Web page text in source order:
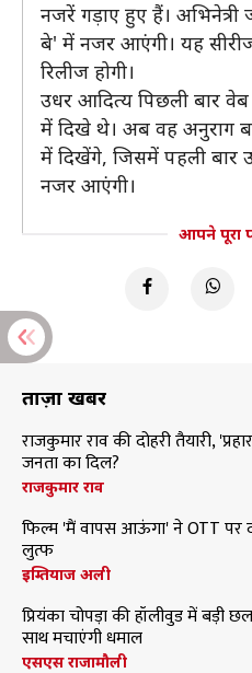
नजरें गड़ाए हुए हैं।
बे' में नजर आएंगी। यह
रिलीज होगी।
उधर आदित्य पिछली बार
में दिखे थे। अब वह अनुराग
में दिखेंगे, जिसमें पहली बार
नजर आएंगी।
आपने पूरा
ताज़ा खबरें
राजकुमार राव की दोहरी तैयारी,
जनता का दिल?
राजकुमार राव
फिल्म 'मैं वापस आऊंगा' ने OTT पर
लुत्फ
इम्तियाज अली
प्रियंका चोपड़ा की हॉलीवुड में
साथ मचाएंगी धमाल
एसएस राजामौली